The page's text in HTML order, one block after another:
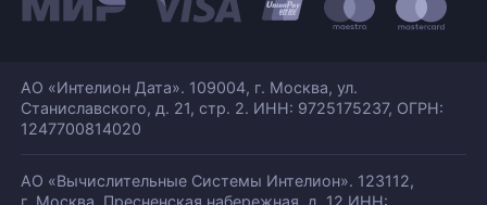
АО «Интелион Дата». 109004, г. Москва, ул.
Станиславского, д. 21, стр. 2. ИНН: 9725175237, ОГРН:
1247700814020
АО «Вычислительные Системы Интелион». 123112,
г. Москва, Пресненская набережная, д. 12 ИНН: